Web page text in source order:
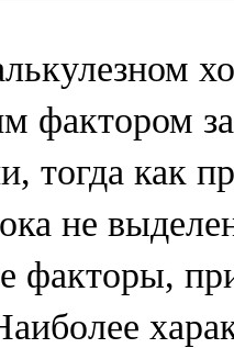
фактором
тогда как
не
факторы,